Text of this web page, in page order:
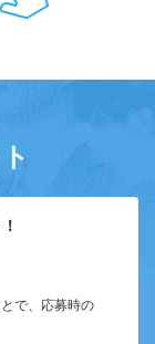
で、応募時の